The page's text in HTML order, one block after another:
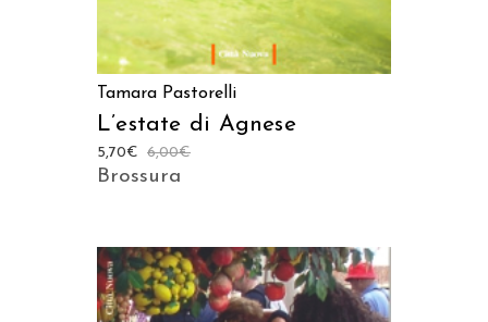
Tamara Pastorelli
L’estate di Agnese
6,00€
5,70€
Brossura